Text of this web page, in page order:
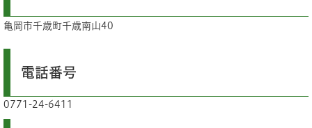
亀岡市千歳町千歳南山40
電話番号
0771-24-6411